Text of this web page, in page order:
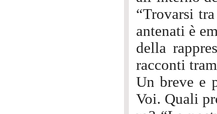
“Trovarsi
antenati è
della
racconti
Un breve e
Voi. Quali